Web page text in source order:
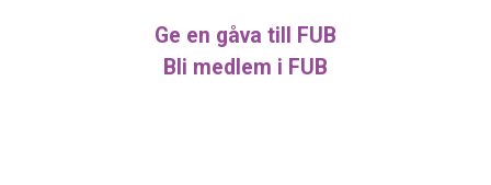
Ge en gåva till FUB
Bli medlem i FUB